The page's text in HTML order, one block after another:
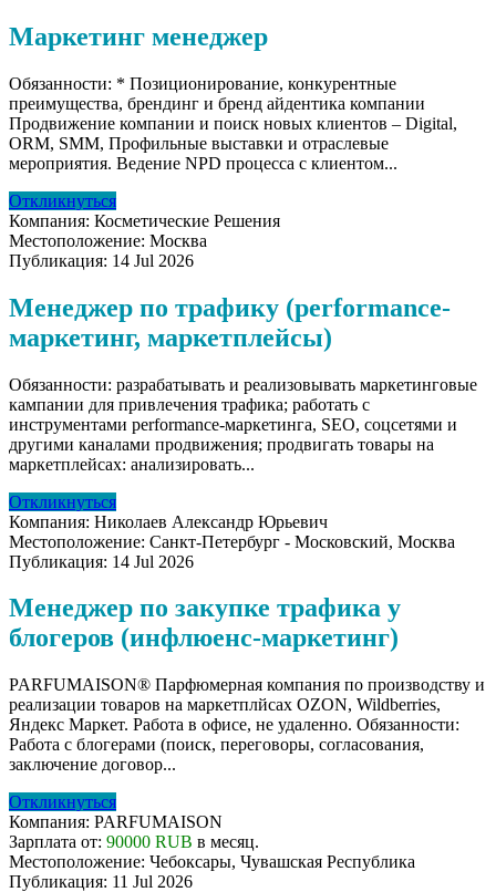
Маркетинг менеджер
Обязанности: * Позиционирование, конкурентные
преимущества, брендинг и бренд айдентика компании
Продвижение компании и поиск новых клиентов – Digital,
ORM, SMM, Профильные выставки и отраслевые
мероприятия. Ведение NPD процесса с клиентом...
Откликнуться
Компания: Косметические Решения
Местоположение: Москва
Публикация: 14 Jul 2026
Менеджер по трафику (performance-
маркетинг, маркетплейсы)
Обязанности: разрабатывать и реализовывать маркетинговые
кампании для привлечения трафика; работать с
инструментами performance-маркетинга, SEO, соцсетями и
другими каналами продвижения; продвигать товары на
маркетплейсах: анализировать...
Откликнуться
Компания: Николаев Александр Юрьевич
Местоположение: Санкт-Петербург - Московский, Москва
Публикация: 14 Jul 2026
Менеджер по закупке трафика у
блогеров (инфлюенс-маркетинг)
PARFUMAISON® Парфюмерная компания по производству и
реализации товаров на маркетплйсах OZON, Wildberries,
Яндекс Маркет. Работа в офисе, не удаленно. Обязанности:
Работа с блогерами (поиск, переговоры, согласования,
заключение договор...
Откликнуться
Компания: PARFUMAISON
Зарплата от: 90000 RUB в месяц.
Местоположение: Чебоксары, Чувашская Республика
Публикация: 11 Jul 2026